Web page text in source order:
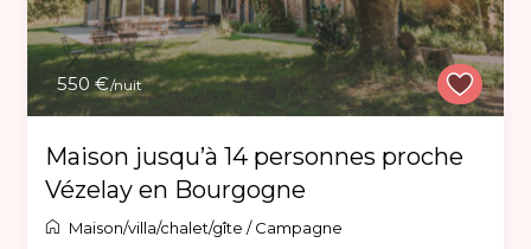
550 €/nuit
Maison jusqu’à 14 personnes proche
Vézelay en Bourgogne
Maison/villa/chalet/gîte /Campagne